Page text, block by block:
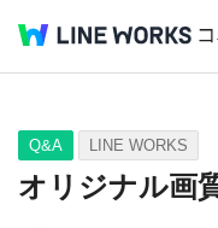
Q&A Tips
Q&A LINE WORKS
オリジナル画